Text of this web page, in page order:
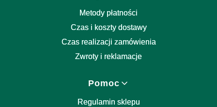
Metody płatności
Czas i koszty dostawy
Czas realizacji zamówienia
Zwroty i reklamacje
Pomoc
Regulamin sklepu